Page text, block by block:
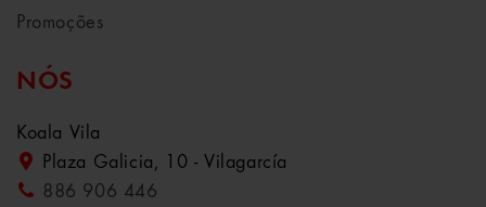
Promoções
NÓS
Koala Vila
Plaza Galicia, 10 - Vilagarcía
886 906 446